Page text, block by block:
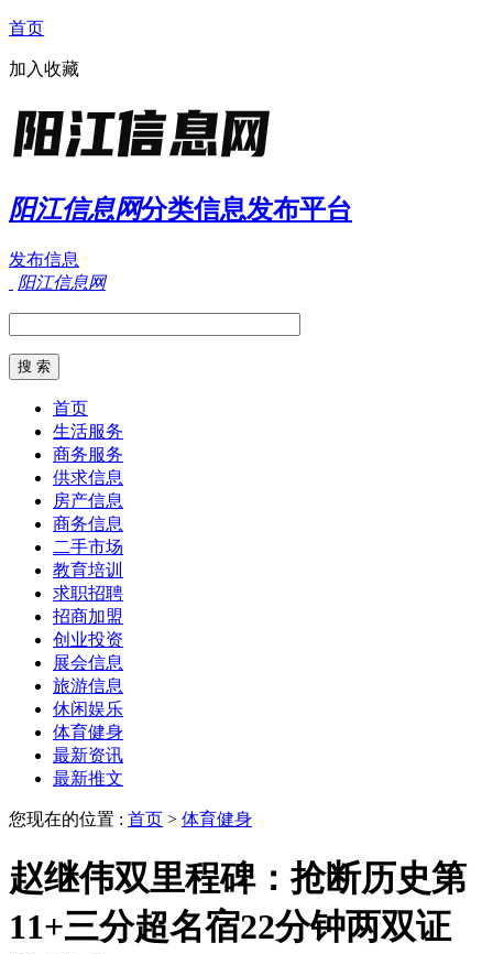
首页
加入收藏
阳江信息网分类信息发布平台
发布信息
阳江信息网
首页
生活服务
商务服务
供求信息
房产信息
商务信息
二手市场
教育培训
求职招聘
招商加盟
创业投资
展会信息
旅游信息
休闲娱乐
体育健身
最新资讯
最新推文
您现在的位置 : 首页 > 体育健身
赵继伟双里程碑：抢断历史第
11+三分超名宿22分钟两双证